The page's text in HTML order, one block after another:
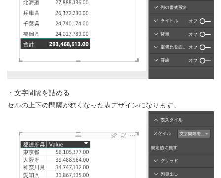
・文字間隔を詰める
セルの上下の間隔が狭くなった表デザインになります。